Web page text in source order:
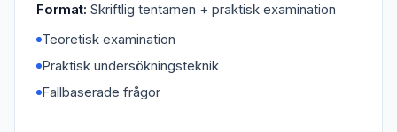
Format: Skriftlig tentamen + praktisk examination
Teoretisk examination
Praktisk undersökningsteknik
Fallbaserade frågor